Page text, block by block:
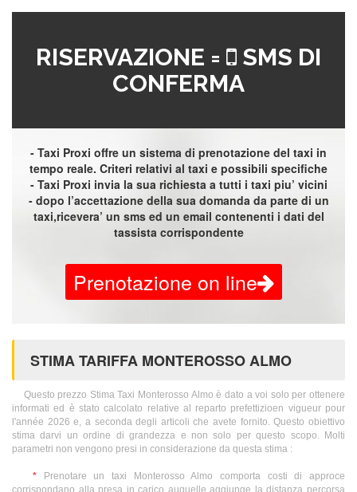
RISERVAZIONE =
SMS DI
CONFERMA
- Taxi Proxi offre un sistema di prenotazione del taxi in
tempo reale. Criteri relativi al taxi e possibili specifiche
- Taxi Proxi invia la sua richiesta a tutti i taxi piu’ vicini
- dopo l’accettazione della sua domanda da parte di un
taxi,ricevera’ un sms ed un email contenenti i dati del
tassista corrispondente
Prenotazione on line
STIMA TARIFFA MONTEROSSO ALMO
Questo prezzo Stima Taxi Monterosso Almo è dato a voi solo per ottenere
informati ed è stato calcolato relative al reparto prefettizioen vigueur pour
l'année 2026 e, a seconda degli articoli che avete fornito. Questo obiettivo
stima darvi un ordine di grandezza e non solo per questo scopo. Molti
parametri non vengono presi in considerazione da questa stima :
* Prenotare un taxi Monterosso Almo comporta costi di approce
corrispondano alla presa in carico auquelle aggiunge la distanza percorsa